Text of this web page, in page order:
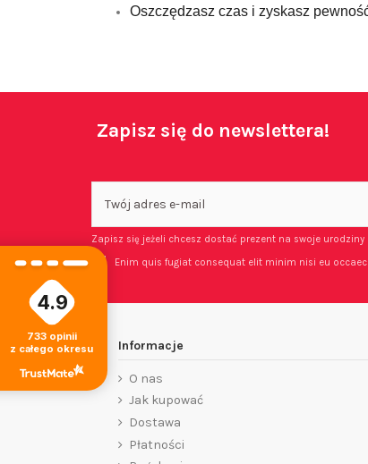
Oszczędzasz czas i zyskasz
4.9
733 opinii
z całego okresu
Zapisz się do newslettera!
Zapisz się jeżeli chcesz dostać prezent na swoje
Enim quis fugiat consequat elit minim nisi eu
Informacje
O nas
Jak kupować
Dostawa
Płatności